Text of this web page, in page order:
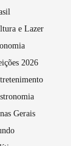
e Lazer
2026
Gerais